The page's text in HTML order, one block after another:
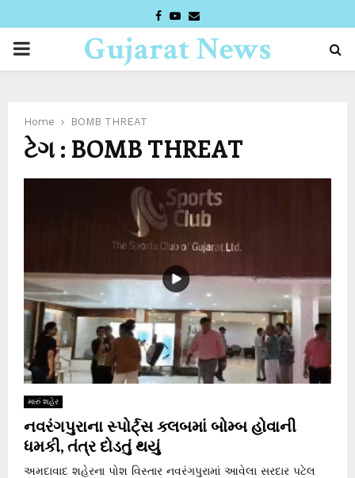
FACEBOOK
YOUTUBE
EMAIL
PRIMARYGujarat News
Home BOMB THREAT
ટેગ : BOMB THREAT
મારું શહેર
નવરંગપુરાના સ્પોર્ટ્સ ક્લબમાં બોમ્બ હોવાની
ધમકી, તંત્ર દોડતું થયું
અમદાવાદ શહેરના પોશ વિસ્તાર નવરંગપુરામાં આવેલા સરદાર પટેલ